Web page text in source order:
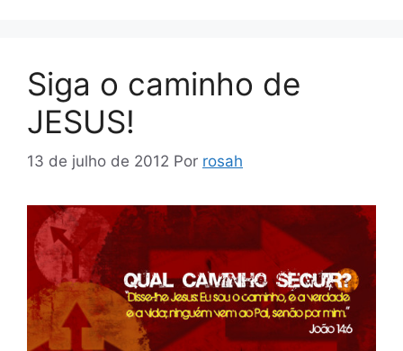
Siga o caminho de
JESUS!
13 de julho de 2012 Por rosah